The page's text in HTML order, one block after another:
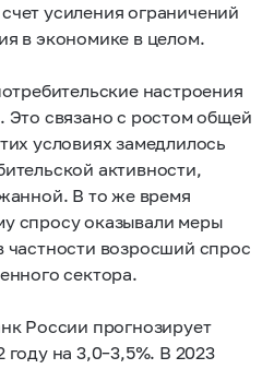
усиления ограничений
в экономике в целом.
настроения
Это связано с ростом общей
условиях замедлилось
активности,
В то же время
спросу оказывали меры
возросший спрос
сектора.
России прогнозирует
году на3,0–3,5%. В 2023